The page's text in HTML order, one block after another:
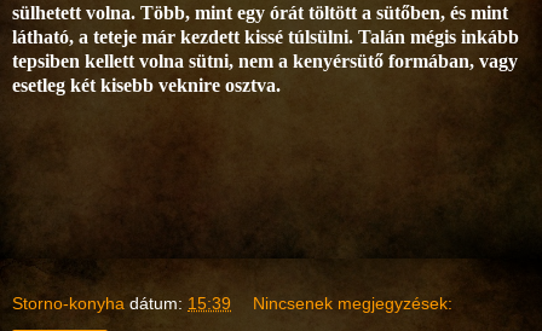
sülhetett volna. Több, mint egy órát töltött a sütőben, és mint
látható, a teteje már kezdett kissé túlsülni. Talán mégis inkább
tepsiben kellett volna sütni, nem a kenyérsütő formában, vagy
esetleg két kisebb veknire osztva.
Storno-konyha dátum: 15:39 Nincsenek megjegyzések: